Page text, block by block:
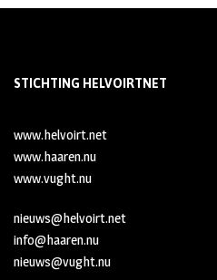
STICHTING HELVOIRTNET
www.helvoirt.net
www.haaren.nu
www.vught.nu
nieuws@helvoirt.net
info@haaren.nu
nieuws@vught.nu